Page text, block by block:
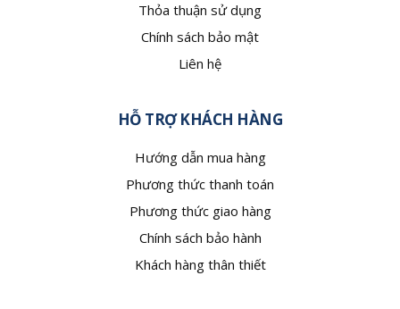
Thỏa thuận sử dụng
Chính sách bảo mật
Liên hệ
HỖ TRỢ KHÁCH HÀNG
Hướng dẫn mua hàng
Phương thức thanh toán
Phương thức giao hàng
Chính sách bảo hành
Khách hàng thân thiết